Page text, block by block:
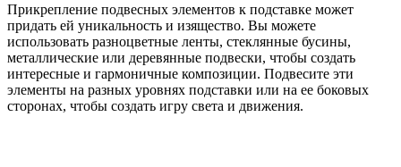
Прикрепление подвесных элементов к подставке может
придать ей уникальность и изящество. Вы можете
использовать разноцветные ленты, стеклянные бусины,
металлические или деревянные подвески, чтобы создать
интересные и гармоничные композиции. Подвесите эти
элементы на разных уровнях подставки или на ее боковых
сторонах, чтобы создать игру света и движения.